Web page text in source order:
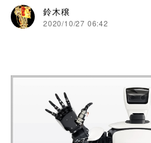
鈴木穣
2020/10/27 06:42